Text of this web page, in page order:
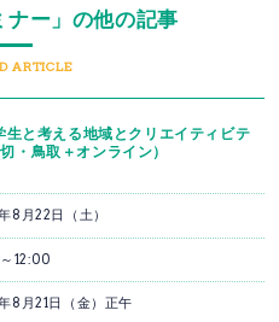
ナー」の他の記事
ARTICLE
と考える地域とクリエイティビテ
・鳥取＋オンライン）
8月22日（土）
12:00
8月21日（金）正午